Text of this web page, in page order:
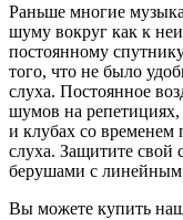
Раньше многие
шуму вокруг как к
постоянному
того, что не было
слуха. Постоянное
шумов на
и клубах со
слуха. Защитите
берушами с
Вы можете купить